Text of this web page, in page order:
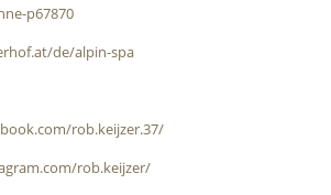
p67870
de/alpin-spa
rob.keijzer.37/
rob.keijzer/